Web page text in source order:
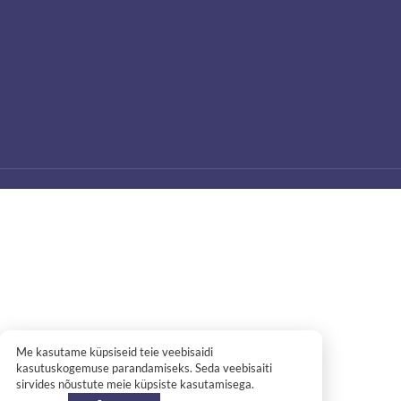
Me kasutame küpsiseid teie veebisaidi
kasutuskogemuse parandamiseks. Seda veebisaiti
sirvides nõustute meie küpsiste kasutamisega.